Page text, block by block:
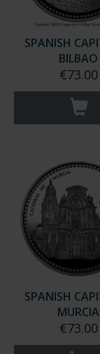
SPANISH
BILBAO
€73.00
SPANISH
MURCIA
€73.00